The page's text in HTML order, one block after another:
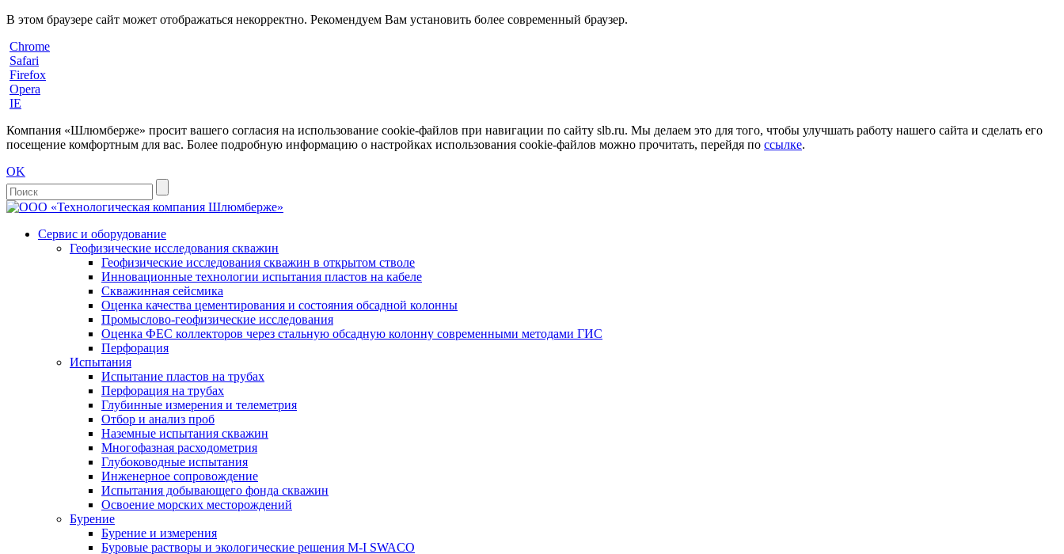
В этом браузере сайт может отображаться некорректно. Рекомендуем Вам установить более современный браузер.
Chrome
Safari
Firefox
Opera
IE
Компания «Шлюмберже» просит вашего согласия на использование cookie-файлов при навигации по сайту slb.ru. Мы делаем это для того, чтобы улучшать работу нашего сайта и сделать его
посещение комфортным для вас. Более подробную информацию о настройках использования cookie-файлов можно прочитать, перейдя по ссылке.
OK
Сервис и оборудование
Геофизические исследования скважин
Геофизические исследования скважин в открытом стволе
Инновационные технологии испытания пластов на кабеле
Скважинная сейсмика
Оценка качества цементирования и состояния обсадной колонны
Промыслово-геофизические исследования
Оценка ФЕС коллекторов через стальную обсадную колонну современными методами ГИС
Перфорация
Испытания
Испытание пластов на трубах
Перфорация на трубах
Глубинные измерения и телеметрия
Отбор и анализ проб
Наземные испытания скважин
Многофазная расходометрия
Глубоководные испытания
Инженерное сопровождение
Испытания добывающего фонда скважин
Освоение морских месторождений
Бурение
Бурение и измерения
Буровые растворы и экологические решения M-I SWACO